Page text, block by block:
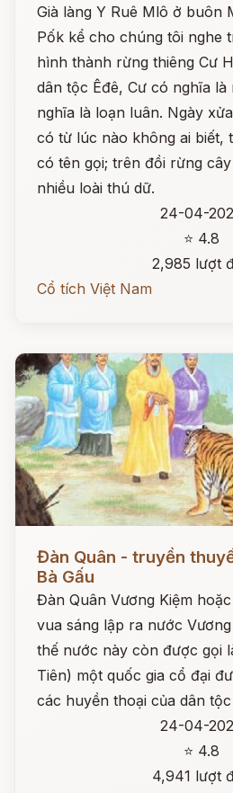
Già làng Y Ruê Mlô ở buôn
Pốk kể cho chúng tôi nghe
hình thành rừng thiêng Cư
dân tộc Êđê, Cư có nghĩa là
nghĩa là loạn luân. Ngày
có từ lúc nào không ai biết,
có tên gọi; trên đồi rừng
nhiều loài thú dữ.
24-04-
⭐ 4.8
2,985 lượt
Cổ tích Việt Nam
Đàn Quân - truyền
Bà Gấu
Đàn Quân Vương Kiệm
vua sáng lập ra nước
thế nước này còn được gọi
Tiên) một quốc gia cổ đại
các huyền thoại của dân
24-04-
⭐ 4.8
4,941 lượt